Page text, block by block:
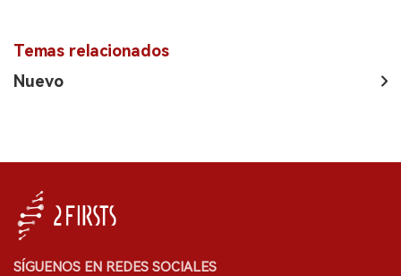
Temas relacionados
Nuevo
SÍGUENOS EN REDES SOCIALES